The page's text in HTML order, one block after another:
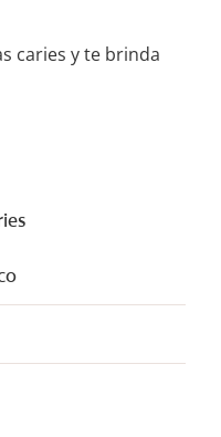
caries y te brinda